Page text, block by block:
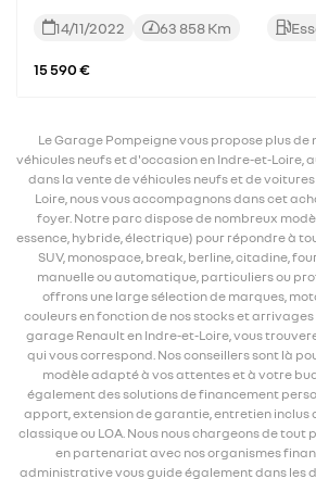
14/11/2022 63 858 Km 
15 590 €
Le Garage Pompeigne vous propose plus de
véhicules neufs et d'occasion en Indre-et-Loire,
dans la vente de véhicules neufs et de
Loire, nous vous accompagnons dans cet
foyer. Notre parc dispose de nombreux
essence, hybride, électrique) pour répondre à
SUV, monospace, break, berline, citadine,
manuelle ou automatique, particuliers ou
offrons une large sélection de marques,
couleurs en fonction de nos stocks et arrivages
garage Renault en Indre-et-Loire, vous
qui vous correspond. Nos conseillers sont là
modèle adapté à vos attentes et à votre
également des solutions de financement
apport, extension de garantie, entretien inclus
classique ou LOA. Nous nous chargeons de
en partenariat avec nos organismes
administrative vous guide également dans les